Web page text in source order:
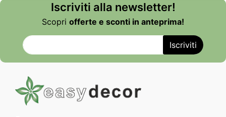
Iscriviti alla newsletter!
Scopri offerte e sconti in anteprima!